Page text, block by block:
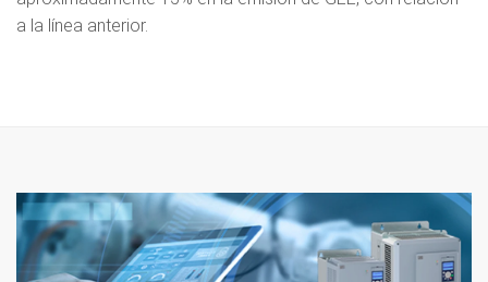
a la línea anterior.